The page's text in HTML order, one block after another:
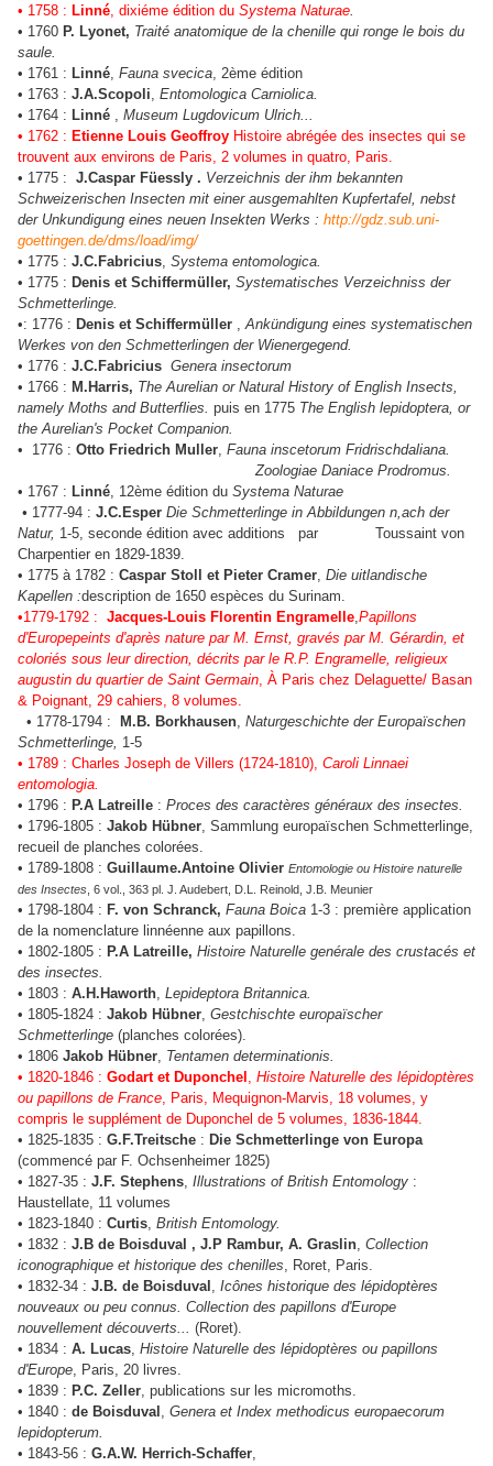
• 1758 : Linné, dixiéme édition du Systema Naturae.
• 1760 P. Lyonet, Traité anatomique de la chenille qui ronge le bois du
saule.
• 1761 : Linné, Fauna svecica, 2ème édition
• 1763 : J.A.Scopoli, Entomologica Carniolica.
• 1764 : Linné , Museum Lugdovicum Ulrich...
• 1762 : Etienne Louis Geoffroy Histoire abrégée des insectes qui se
trouvent aux environs de Paris, 2 volumes in quatro, Paris.
• 1775 : J.Caspar Füessly . Verzeichnis der ihm bekannten
Schweizerischen Insecten mit einer ausgemahlten Kupfertafel, nebst
der Unkundigung eines neuen Insekten Werks : http://gdz.sub.uni-
goettingen.de/dms/load/img/
• 1775 : J.C.Fabricius, Systema entomologica.
• 1775 : Denis et Schiffermüller, Systematisches Verzeichniss der
Schmetterlinge.
•: 1776 : Denis et Schiffermüller ,Ankündigung eines systematischen
Werkes von den Schmetterlingen der Wienergegend.
• 1776 : J.C.Fabricius Genera insectorum
• 1766 : M.Harris, The Aurelian or Natural History of English Insects,
namely Moths and Butterflies. puis en 1775 The English lepidoptera, or
the Aurelian's Pocket Companion.
• 1776 : Otto Friedrich Muller, Fauna inscetorum Fridrischdaliana.
Zoologiae Daniace Prodromus.
• 1767 : Linné, 12ème édition du Systema Naturae
• 1777-94 : J.C.Esper Die Schmetterlinge in Abbildungen n,ach der
Natur, 1-5, seconde édition avec additions par Toussaint von
Charpentier en 1829-1839.
• 1775 à 1782 : Caspar Stoll et Pieter Cramer, Die uitlandische
Kapellen :description de 1650 espèces du Surinam.
•1779-1792 : Jacques-Louis Florentin Engramelle,Papillons
d'Europepeints d'après nature par M. Ernst, gravés par M. Gérardin, et
coloriés sous leur direction, décrits par le R.P. Engramelle, religieux
augustin du quartier de Saint Germain, À Paris chez Delaguette/ Basan
& Poignant, 29 cahiers, 8 volumes.
• 1778-1794 :
M.B. Borkhausen, Naturgeschichte der Europaïschen
Schmetterlinge, 1-5
• 1789 : Charles Joseph de Villers (1724-1810), Caroli Linnaei
entomologia.
• 1796 : P.A Latreille : Proces des caractères généraux des insectes.
• 1796-1805 : Jakob Hübner, Sammlung europaïschen Schmetterlinge,
recueil de planches colorées.
• 1789-1808 : Guillaume.Antoine Olivier Entomologie ou Histoire naturelle
des Insectes , 6 vol., 363 pl. J. Audebert, D.L. Reinold, J.B. Meunier
• 1798-1804 : F. von Schranck, Fauna Boica 1-3 : première application
de la nomenclature linnéenne aux papillons.
• 1802-1805 : P.A Latreille, Histoire Naturelle genérale des crustacés et
des insectes.
• 1803 : A.H.Haworth, Lepideptora Britannica.
• 1805-1824 : Jakob Hübner, Gestchischte europaïscher
Schmetterlinge (planches colorées).
• 1806 Jakob Hübner, Tentamen determinationis.
• 1820-1846 : Godart et Duponchel , Histoire Naturelle des lépidoptères
ou papillons de France, Paris, Mequignon-Marvis, 18 volumes, y
compris le supplément de Duponchel de 5 volumes, 1836-1844.
• 1825-1835 : G.F.Treitsche : Die Schmetterlinge von Europa
(commencé par F. Ochsenheimer 1825)
• 1827-35 : J.F. Stephens, Illustrations of British Entomology :
Haustellate, 11 volumes
• 1823-1840 : Curtis, British Entomology.
• 1832 : J.B de Boisduval , J.P Rambur, A. Graslin, Collection
iconographique et historique des chenilles, Roret, Paris.
• 1832-34 : J.B. de Boisduval , Icônes historique des lépidoptères
nouveaux ou peu connus. Collection des papillons d'Europe
nouvellement découverts... (Roret).
• 1834 : A. Lucas, Histoire Naturelle des lépidoptères ou papillons
d'Europe, Paris, 20 livres.
• 1839 : P.C. Zeller, publications sur les micromoths.
• 1840 : de Boisduval , Genera et Index methodicus europaecorum
lepidopterum.
• 1843-56 : G.A.W. Herrich-Schaffer,